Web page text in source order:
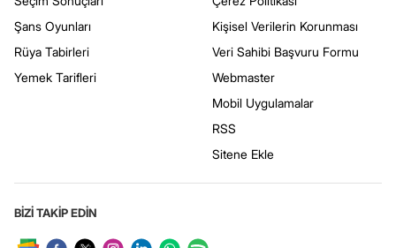
Şans Oyunları
Rüya Tabirleri
Yemek Tarifleri
Kişisel Verilerin Korunması
Veri Sahibi Başvuru Formu
Webmaster
Mobil Uygulamalar
RSS
Sitene Ekle
BİZİ TAKİP EDİN